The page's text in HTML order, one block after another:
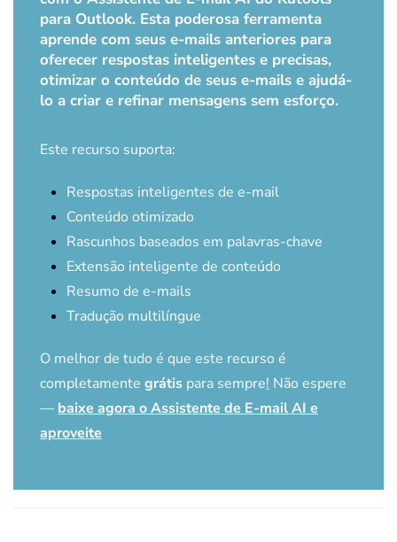
para Outlook. Esta poderosa ferramenta
aprende com seus e-mails anteriores para
oferecer respostas inteligentes e precisas,
otimizar o conteúdo de seus e-mails e ajudá-
lo a criar e refinar mensagens sem esforço.
Este recurso suporta:
Respostas inteligentes de e-mail
Conteúdo otimizado
Rascunhos baseados em palavras-chave
Extensão inteligente de conteúdo
Resumo de e-mails
Tradução multilíngue
O melhor de tudo é que este recurso é
completamente grátis para sempre! Não espere
— baixe agora o Assistente de E-mail AI e
aproveite